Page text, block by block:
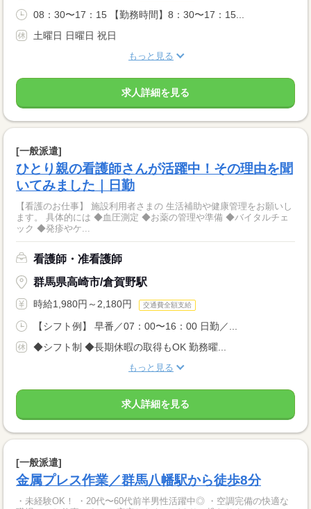
08：30〜17：15 【勤務時間】8：30〜17：15...
土曜日 日曜日 祝日
もっと見る
求人詳細を見る
[一般派遣]
ひとり親の看護師さんが活躍中！その理由を聞
いてみました｜日勤
【看護のお仕事】 施設利用者さまの 生活補助や健康管理をお願いし
ます。 具体的には ◆血圧測定 ◆お薬の管理や準備 ◆バイタルチェ
ック ◆発疹やケ...
看護師・准看護師
群馬県高崎市/倉賀野駅
時給1,980円～2,180円 交通費全額支給
【シフト例】 早番／07：00〜16：00 日勤／...
◆シフト制 ◆長期休暇の取得もOK 勤務曜...
もっと見る
求人詳細を見る
[一般派遣]
金属プレス作業／群馬八幡駅から徒歩8分
・未経験OK！ ・20代〜60代前半男性活躍中◎ ・空調完備の快適な